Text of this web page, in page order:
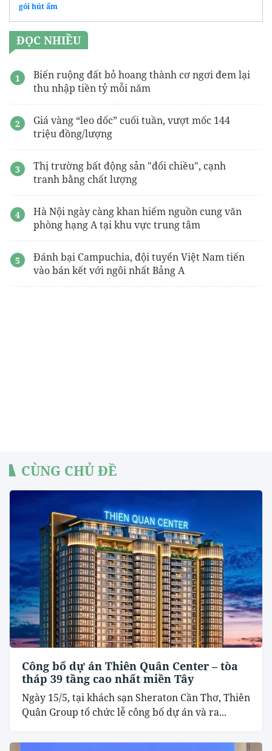
gói hút ẩm
ĐỌC NHIỀU
Biến ruộng đất bỏ hoang thành cơ ngơi đem lại
thu nhập tiền tỷ mỗi năm
Giá vàng “leo dốc” cuối tuần, vượt mốc 144
triệu đồng/lượng
Thị trường bất động sản "đổi chiều", cạnh
tranh bằng chất lượng
Hà Nội ngày càng khan hiếm nguồn cung văn
phòng hạng A tại khu vực trung tâm
Đánh bại Campuchia, đội tuyển Việt Nam tiến
vào bán kết với ngôi nhất Bảng A
CÙNG CHỦ ĐỀ
Công bố dự án Thiên Quân Center – tòa
tháp 39 tầng cao nhất miền Tây
Ngày 15/5, tại khách sạn Sheraton Cần Thơ, Thiên
Quân Group tổ chức lễ công bố dự án và ra...